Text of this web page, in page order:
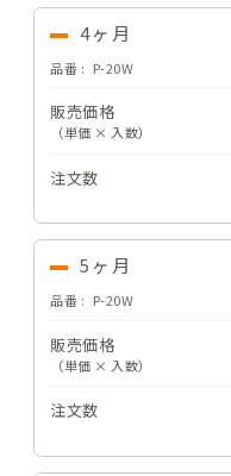
4ヶ月
品番 P-20W
販売価格
（単価 × 入数）
注文数
5ヶ月
品番 P-20W
販売価格
（単価 × 入数）
注文数